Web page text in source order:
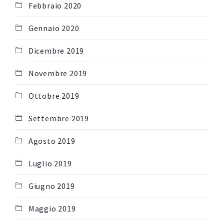
Febbraio 2020
Gennaio 2020
Dicembre 2019
Novembre 2019
Ottobre 2019
Settembre 2019
Agosto 2019
Luglio 2019
Giugno 2019
Maggio 2019